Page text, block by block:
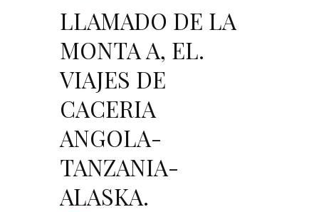
LLAMADO DE LA
MONTA A, EL.
VIAJES DE
CACERIA
ANGOLA-
TANZANIA-
ALASKA.